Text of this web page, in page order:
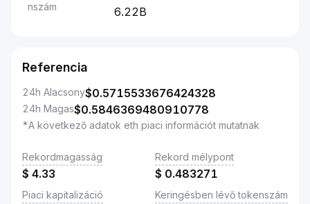
nszám
6.22B
Referencia
24h Alacsony$0.5715533676424328
24h Magas$0.5846369480910778
*A következő adatok eth piaci információt mutatnak
Rekordmagasság
$ 4.33
Rekord mélypont
$ 0.483271
Piaci kapitalizáció Keringésben lévő tokenszám